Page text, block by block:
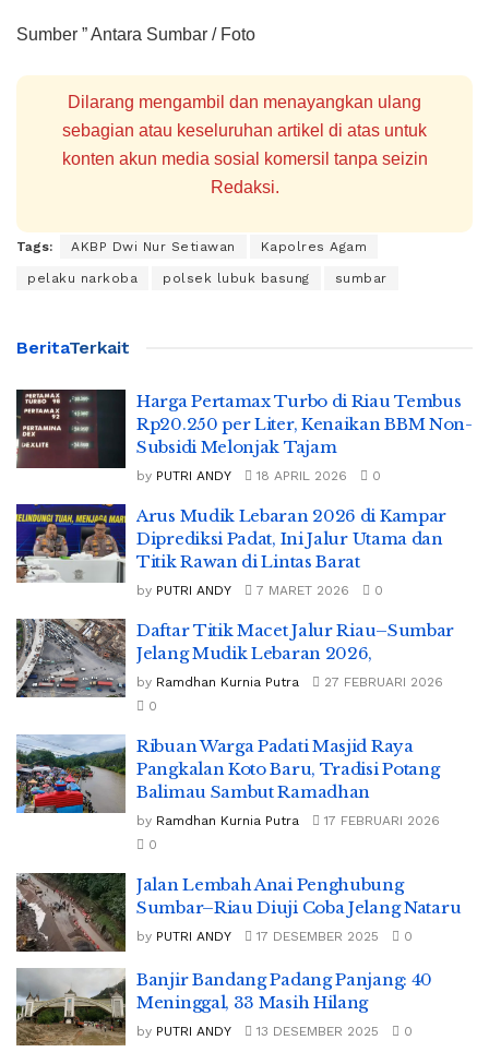
Sumber ” Antara Sumbar / Foto
Dilarang mengambil dan menayangkan ulang
sebagian atau keseluruhan artikel di atas untuk
konten akun media sosial komersil tanpa seizin
Redaksi.
Tags: AKBP Dwi Nur Setiawan Kapolres Agam
pelaku narkoba polsek lubuk basung sumbar
BeritaTerkait
Harga Pertamax Turbo di Riau Tembus
Rp20.250 per Liter, Kenaikan BBM Non-
Subsidi Melonjak Tajam
by PUTRI ANDY 18 APRIL 2026 0
Arus Mudik Lebaran 2026 di Kampar
Diprediksi Padat, Ini Jalur Utama dan
Titik Rawan di Lintas Barat
by PUTRI ANDY 7 MARET 2026 0
Daftar Titik Macet Jalur Riau–Sumbar
Jelang Mudik Lebaran 2026,
by Ramdhan Kurnia Putra
27 FEBRUARI 2026
0
Ribuan Warga Padati Masjid Raya
Pangkalan Koto Baru, Tradisi Potang
Balimau Sambut Ramadhan
by Ramdhan Kurnia Putra
17 FEBRUARI 2026
0
Jalan Lembah Anai Penghubung
Sumbar–Riau Diuji Coba Jelang Nataru
by PUTRI ANDY 17 DESEMBER 2025 0
Banjir Bandang Padang Panjang: 40
Meninggal, 33 Masih Hilang
by PUTRI ANDY 13 DESEMBER 2025 0